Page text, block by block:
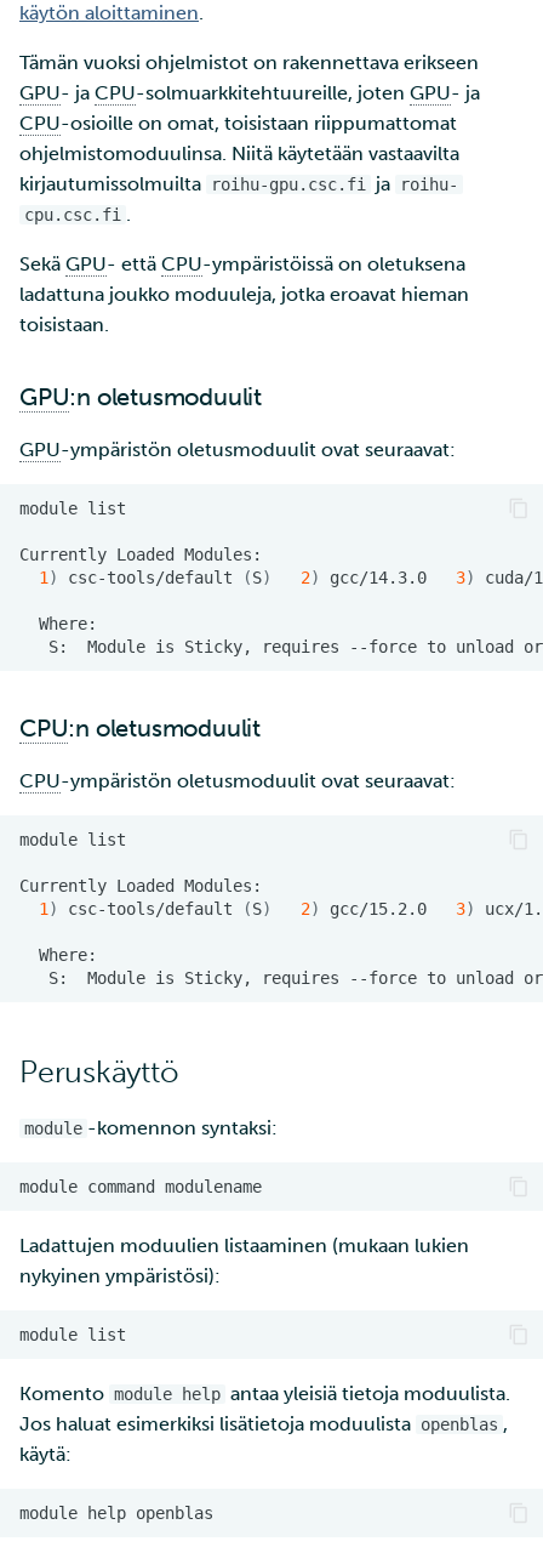
käytön aloittaminen.
Tämän vuoksi ohjelmistot on rakennettava erikseen
GPU- ja CPU-solmuarkkitehtuureille, joten GPU- ja
CPU-osioille on omat, toisistaan riippumattomat
ohjelmistomoduulinsa. Niitä käytetään vastaavilta
kirjautumissolmuilta
roihu-gpu.csc.fi ja
roihu-
cpu.csc.fi .
Sekä GPU- että CPU-ympäristöissä on oletuksena
ladattuna joukko moduuleja, jotka eroavat hieman
toisistaan.
GPU:n oletusmoduulit
GPU-ympäristön oletusmoduulit ovat seuraavat:
module
Currently Loaded
1 ) csc-tools/default (S) 2) gcc/14.3.0 3) cuda/
S:
Module is Sticky, requires --force to unload or
CPU:n oletusmoduulit
CPU-ympäristön oletusmoduulit ovat seuraavat:
module
Currently Loaded
1 ) csc-tools/default (S) 2) gcc/15.2.0 3) ucx/
S:
Module is Sticky, requires --force to unload or
Peruskäyttö
module -komennon syntaksi:
Ladattujen moduulien listaaminen (mukaan lukien
nykyinen ympäristösi):
Komento module help antaa yleisiä tietoja moduulista.
Jos haluat esimerkiksi lisätietoja moduulista openblas ,
käytä: